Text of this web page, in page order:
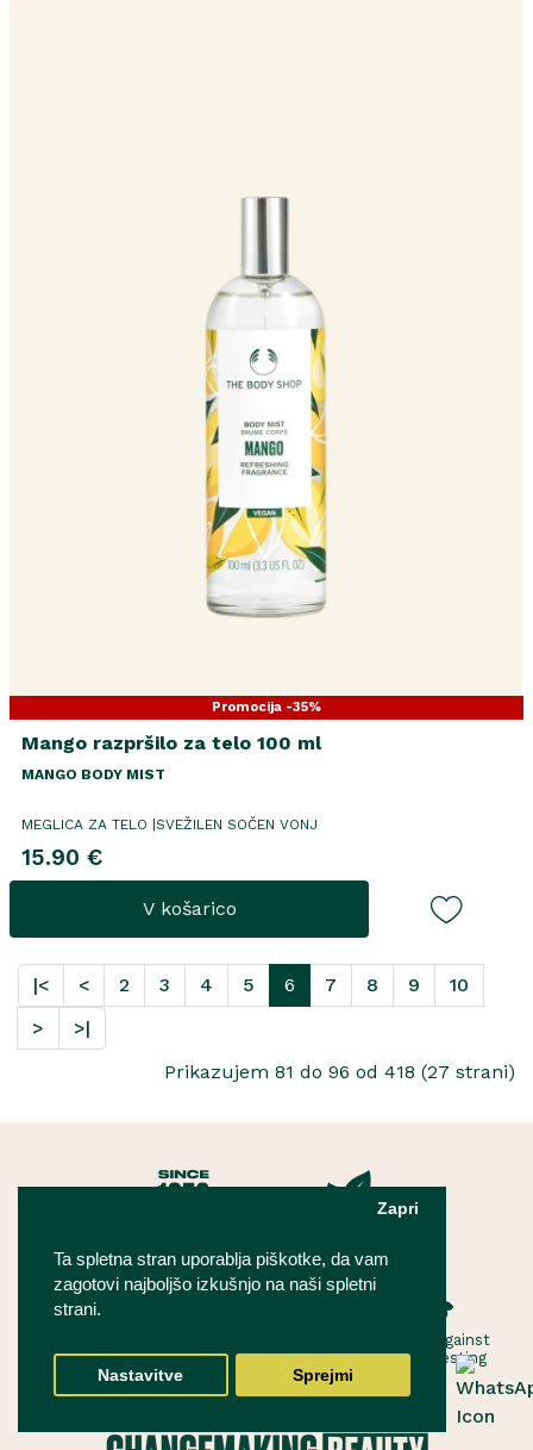
Ta spletna stran uporablja piškotke, da vam
zagotovi najboljšo izkušnjo na naši spletni
strani.
Zapri
Nastavitve Sprejmi
Promocija -35%
Mango razpršilo za telo 100 ml
MANGO BODY MIST
MEGLICA ZA TELO |SVEŽILEN SOČEN VONJ
15.90 €
V košarico
|< < 2 3 4 5 6 7 8 9
10
>
>|
Prikazujem 81 do 96 od 418 (27 strani)
Forever against
animal testing